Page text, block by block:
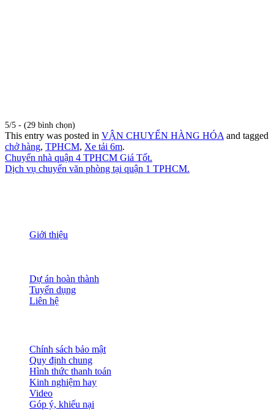
5/5 - (29 bình chọn)
This entry was posted in VẬN CHUYỂN HÀNG HÓA and tagged
chở hàng, TPHCM, Xe tải 6m.
Chuyển nhà quận 4 TPHCM Giá Tốt.
Dịch vụ chuyển văn phòng tại quận 1 TPHCM.
Giới thiệu
Dự án hoàn thành
Tuyển dụng
Liên hệ
Chính sách bảo mật
Quy định chung
Hình thức thanh toán
Kinh nghiệm hay
Video
Góp ý, khiếu nại